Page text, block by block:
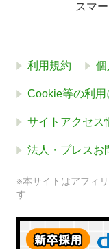
スマ
利用規約 個
Cookie等の利
サイトアクセス
法人・プレスお
※本サイトはアフィ
す